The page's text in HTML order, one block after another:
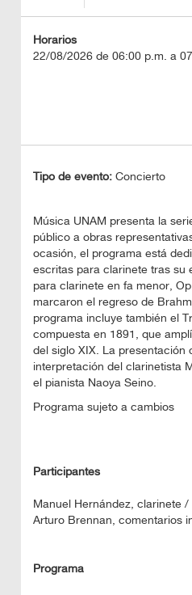
Horarios
22/08/2026 de 06:00 p.m. a
Tipo de evento: Concierto
Música UNAM presenta la
público a obras
ocasión, el programa está
escritas para clarinete tras su
para clarinete en fa menor,
marcaron el regreso de
programa incluye también el
compuesta en 1891, que
del siglo XIX. La
interpretación del clarinetista
el pianista Naoya Seino.
Programa sujeto a cambios
Participantes
Manuel Hernández, clarinete
Arturo Brennan, comentarios
Programa